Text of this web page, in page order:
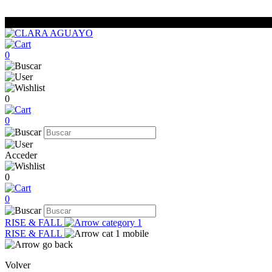
0
0
0
Acceder
0
0
RISE & FALL
RISE & FALL
Volver